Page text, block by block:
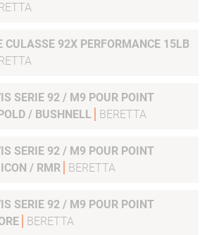
CULASSE 92X PERFORMANCE 15LB
92 / M9 POUR POINT
/ BUSHNELL
BERETTA
SERIE 92 / M9 POUR POINT
/ RMR
BERETTA
SERIE 92 / M9 POUR POINT
BERETTA